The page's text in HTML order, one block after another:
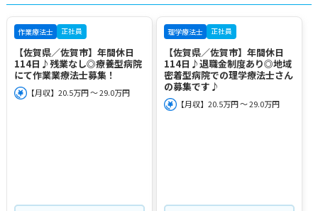
作業療法士 正社員
【佐賀県／佐賀市】年間休日
114日♪残業なし◎療養型病院
にて作業業療法士募集！
【月収】20.5万円 ～ 29.0万円
理学療法士 正社員
【佐賀県／佐賀市】年間休日
114日♪退職金制度あり◎地域
密着型病院での理学療法士さん
の募集です♪
【月収】20.5万円 ～ 29.0万円